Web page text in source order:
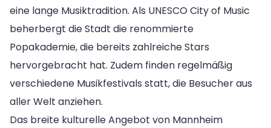
eine lange Musiktradition. Als UNESCO City of Music
beherbergt die Stadt die renommierte
Popakademie, die bereits zahlreiche Stars
hervorgebracht hat. Zudem finden regelmäßig
verschiedene Musikfestivals statt, die Besucher aus
aller Welt anziehen.
Das breite kulturelle Angebot von Mannheim